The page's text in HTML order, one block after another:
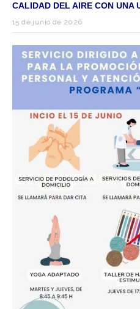
CALIDAD DEL AIRE CON UNA
15 de junio de 2026